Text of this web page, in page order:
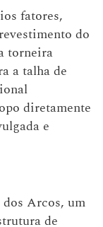
fatores,
do
torneira
a talha de
diretamente
e
Arcos, um
de